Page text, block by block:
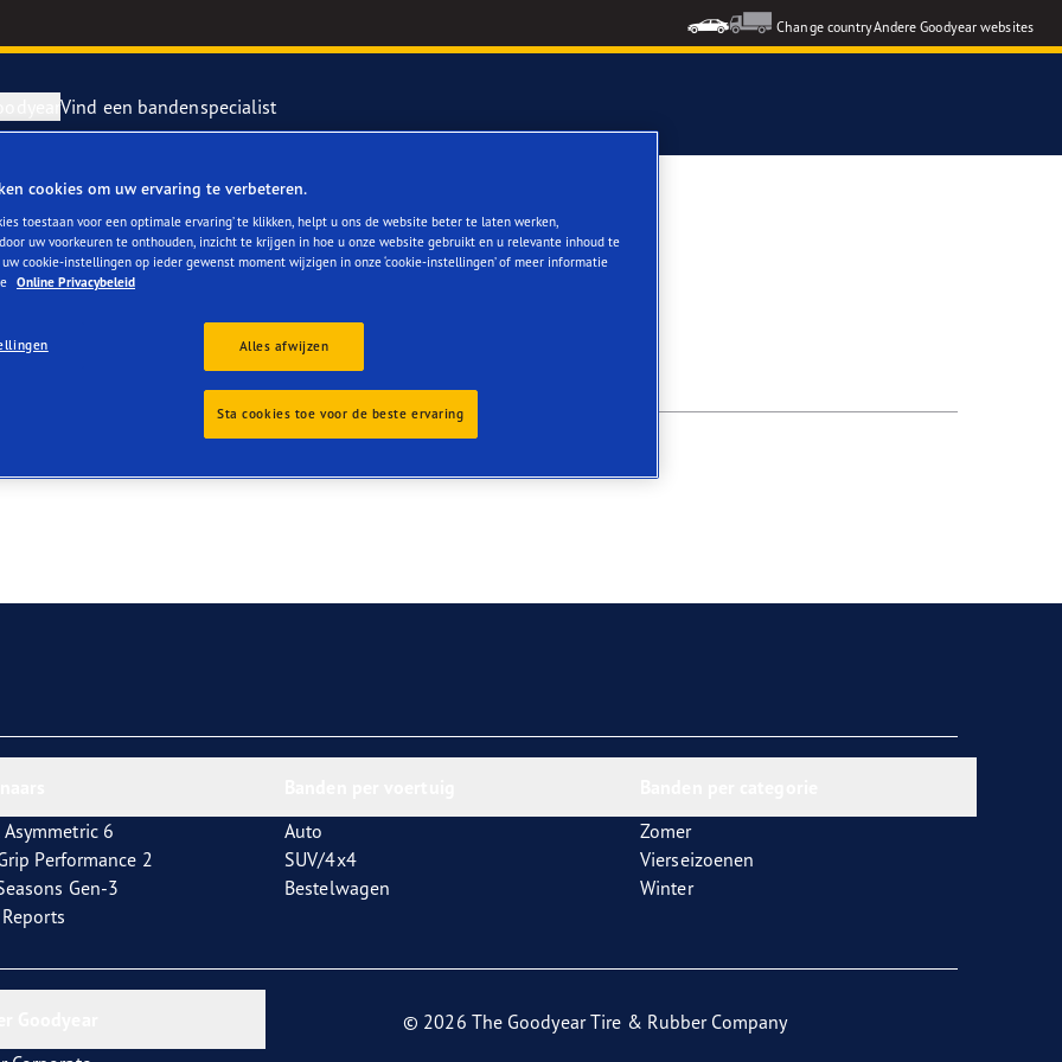
Change countryAndere Goodyear websites
4Seasons GEN-3
F1 SuperSport
F1 Asymmetric 6
Vind een bandenspecialist
Asymmetric 6
Performance 2
Gen-3
Auto
SUV/4x4
Bestelwagen
Zomer
Vierseizoenen
Winter
© 2026 The Goodyear Tire & Rubber Company
cookies om uw ervaring te verbeteren.
toestaan voor een optimale ervaring’ te klikken, helpt u ons de website beter te laten werken,
uw voorkeuren te onthouden, inzicht te krijgen in hoe u onze website gebruikt en u relevante inhoud te
uw cookie-instellingen op ieder gewenst moment wijzigen in onze ‘cookie-instellingen’ of meer informatie
Online Privacybeleid
Alles afwijzen
Sta cookies toe voor de beste ervaring